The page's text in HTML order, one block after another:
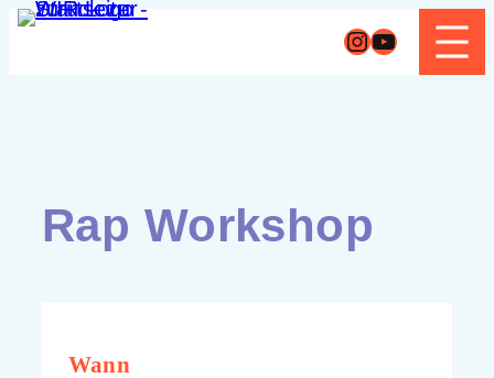
Zum
Instagram
YouTube
Rap Workshop
Wann